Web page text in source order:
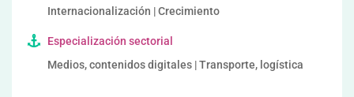
Internacionalización | Crecimiento
Especialización sectorial
Medios, contenidos digitales | Transporte, logística